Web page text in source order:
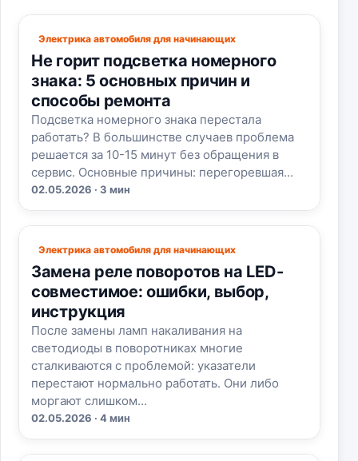
Электрика автомобиля для начинающих
Не горит подсветка номерного
знака: 5 основных причин и
способы ремонта
Подсветка номерного знака перестала
работать? В большинстве случаев проблема
решается за 10-15 минут без обращения в
сервис. Основные причины: перегоревшая…
02.05.2026 · 3 мин
Электрика автомобиля для начинающих
Замена реле поворотов на LED-
совместимое: ошибки, выбор,
инструкция
После замены ламп накаливания на
светодиоды в поворотниках многие
сталкиваются с проблемой: указатели
перестают нормально работать. Они либо
моргают слишком…
02.05.2026 · 4 мин